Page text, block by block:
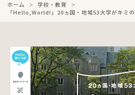
ホーム
学校・教育
「Hello,World!」20ヵ国・地域53大学がキミ